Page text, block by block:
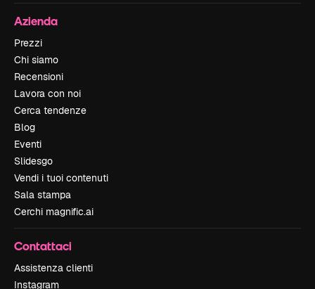
Azienda
Prezzi
Chi siamo
Recensioni
Lavora con noi
Cerca tendenze
Blog
Eventi
Slidesgo
Vendi i tuoi contenuti
Sala stampa
Cerchi magnific.ai
Contattaci
Assistenza clienti
Instagram